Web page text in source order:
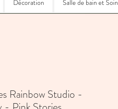
Décoration Salle de bain et Soin
Rainbow Studio -